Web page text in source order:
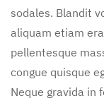
sodales. Blandit
aliquam etiam
pellentesque
congue quisque
Neque gravida in